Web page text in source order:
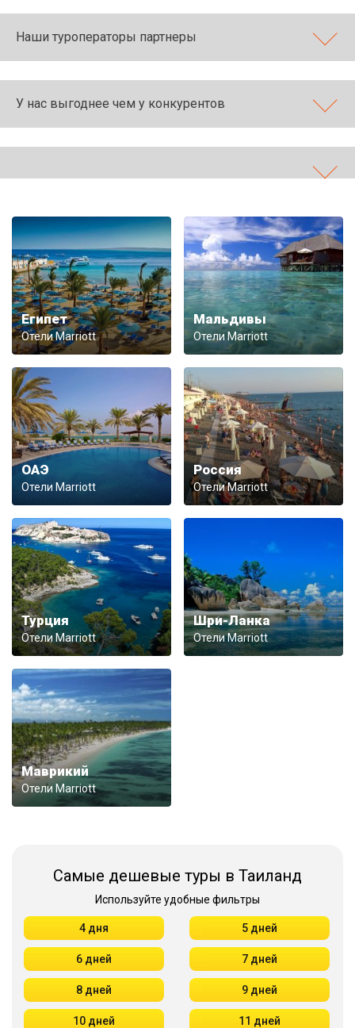
Наши туроператоры партнеры
У нас выгоднее чем у конкурентов
Египет
Отели Marriott
Мальдивы
Отели Marriott
ОАЭ
Отели Marriott
Россия
Отели Marriott
Турция
Отели Marriott
Шри-Ланка
Отели Marriott
Маврикий
Отели Marriott
Самые дешевые туры в Таиланд
Используйте удобные фильтры
4 дня 5 дней
6 дней 7 дней
8 дней 9 дней
10 дней 11 дней